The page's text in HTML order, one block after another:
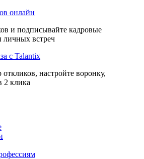
онлайн
и подписывайте кадровые
личных встреч
с Talantix
настройте воронку,
2 клика